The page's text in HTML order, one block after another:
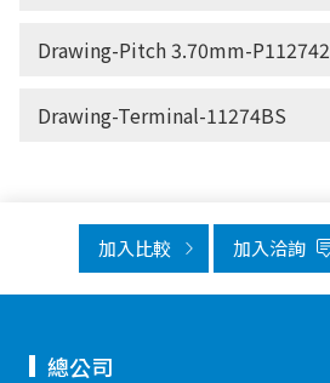
Drawing-Pitch 3.70mm-P112742
Drawing-Terminal-11274BS
加入比較 加入洽詢
總公司